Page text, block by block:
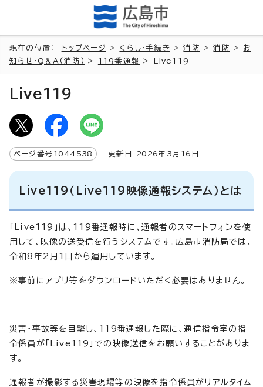
現在の位置： トップページ > くらし・手続き >消防 >消防 > お
知らせ・Q＆A（消防）
> 119番通報 > Live119
Live119
ページ番号 1044538 更新日 2026年3月 16 日
Live119（Live119映像通報システム）とは
「Live119」は、119番通報時に、通報者のスマートフォンを使
用して、映像の送受信を行うシステムです。広島市消防局では、
令和8年2月1日から運用しています。
※事前にアプリ等をダウンロードいただく必要はありません。
災害・事故等を目撃し、119番通報した際に、通信指令室の指
令係員が「Live119」での映像送信をお願いすることがありま
す。
通報者が撮影する災害現場等の映像を指令係員がリアルタイム